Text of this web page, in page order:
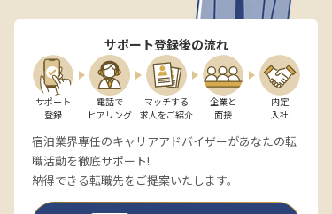
サポート登録後の流れ
サポート
登録
電話で
ヒアリング
マッチする
求人をご紹介
企業と
面接
内定
入社
宿泊業界専任のキャリアアドバイザーがあなたの転
職活動を徹底サポート!
納得できる転職先をご提案いたします。